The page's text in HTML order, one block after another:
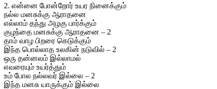
2. என்னை போன்றோர் உயர நினைக்கும்
நல்ல மனசுக்கு ஆராதனை
எல்லாம் தந்து அழகு பார்க்கும்
குழந்தை மனசுக்கு ஆராதனை – 2
தாம் வாழ பிறரை கெடுக்கும்
இந்த பொல்லாத உலகின் நடுவில் – 2
ஒரு தன்னலம் இல்லாமல்
எவரையும் உயர்த்தும்
உம் போல நல்லவர் இல்லை – 2
இந்த மனசு யாருக்கும் இல்லை